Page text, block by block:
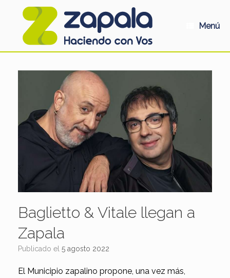
Menú
Baglietto & Vitale llegan a
Zapala
Publicado el 5 agosto 2022
El Municipio zapalino propone, una vez más,